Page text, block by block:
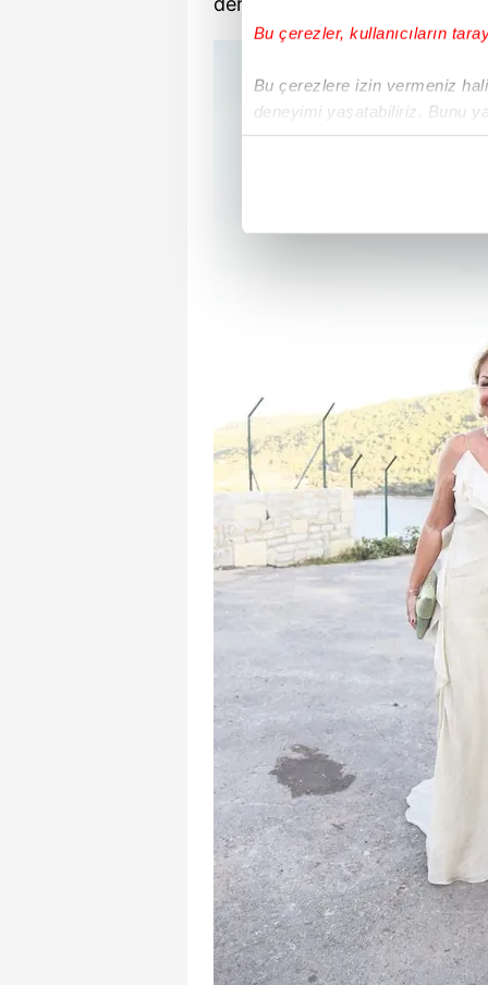
Bu çerezler, kullanıcıların
Bu çerezlere izin vermeniz
deneyimi yaşatabiliriz. Bunu
içerikleri sunabilmek adına
reklam/pazarlama
Çerezlere ilişkin tercihlerinizi
butonuna tıklayabilir,Çerez
6698 sayılı Kişisel Verilerin
mevzuata uygun olarak